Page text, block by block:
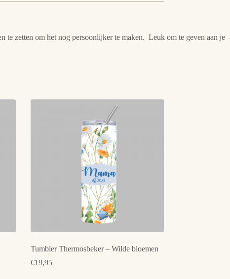
te zetten om het nog persoonlijker te maken. Leuk om te geven aan je
Tumbler Thermosbeker – Wilde bloemen
€19,95